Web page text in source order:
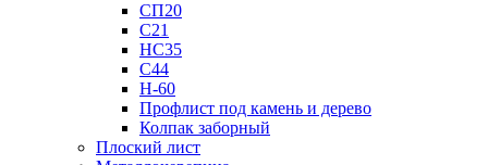
СП20
С21
НС35
С44
Н-60
Профлист под камень и дерево
Колпак заборный
Плоский лист